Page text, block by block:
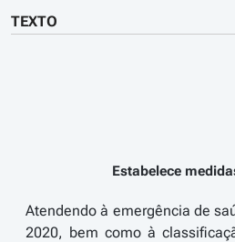
TEXTO
Estabelece
Atendendo à emergência de
2020, bem como à